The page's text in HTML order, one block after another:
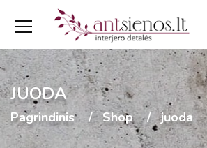
JUODA
Pagrindinis Shop juoda